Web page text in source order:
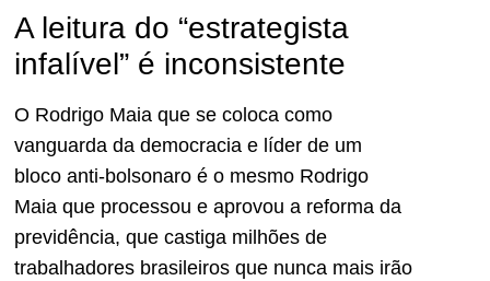
A leitura do “estrategista
infalível” é inconsistente
O Rodrigo Maia que se coloca como
vanguarda da democracia e líder de um
bloco anti-bolsonaro é o mesmo Rodrigo
Maia que processou e aprovou a reforma da
previdência, que castiga milhões de
trabalhadores brasileiros que nunca mais irão